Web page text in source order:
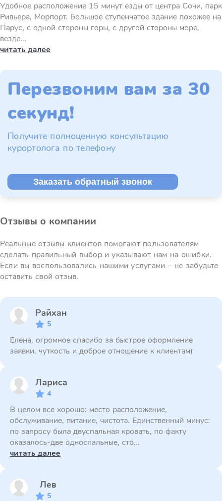
Удобное расположение 15 минут езды от центра Сочи, парк
Ривьера, Морпорт. Большое ступенчатое здание похожее на
Парус, с одной стороны горы, с другой стороны море,
везде...
читать далее
Перезвоним вам за 30
секунд!
Получите полноценную консультацию
курортолога по телефону
Заказать обратный звонок
Отзывы о компании
Реальные отзывы клиентов помогают пользователям
сделать правильный выбор и указывают нам на ошибки.
Если вы воспользовались нашими услугами – не забудьте
оставить свой отзыв.
Райхан
5
Елена, огромное спасибо за быстрое оформление
заявки, чуткость и доброе отношение к клиентам)
Лариса
4
В целом все хорошо: место расположение,
обслуживание, питание, чистота. Единственный минус:
по запросу была двуспальная кровать, по факту
оказалось-две односпальные, сто...
читать далее
Лев
5